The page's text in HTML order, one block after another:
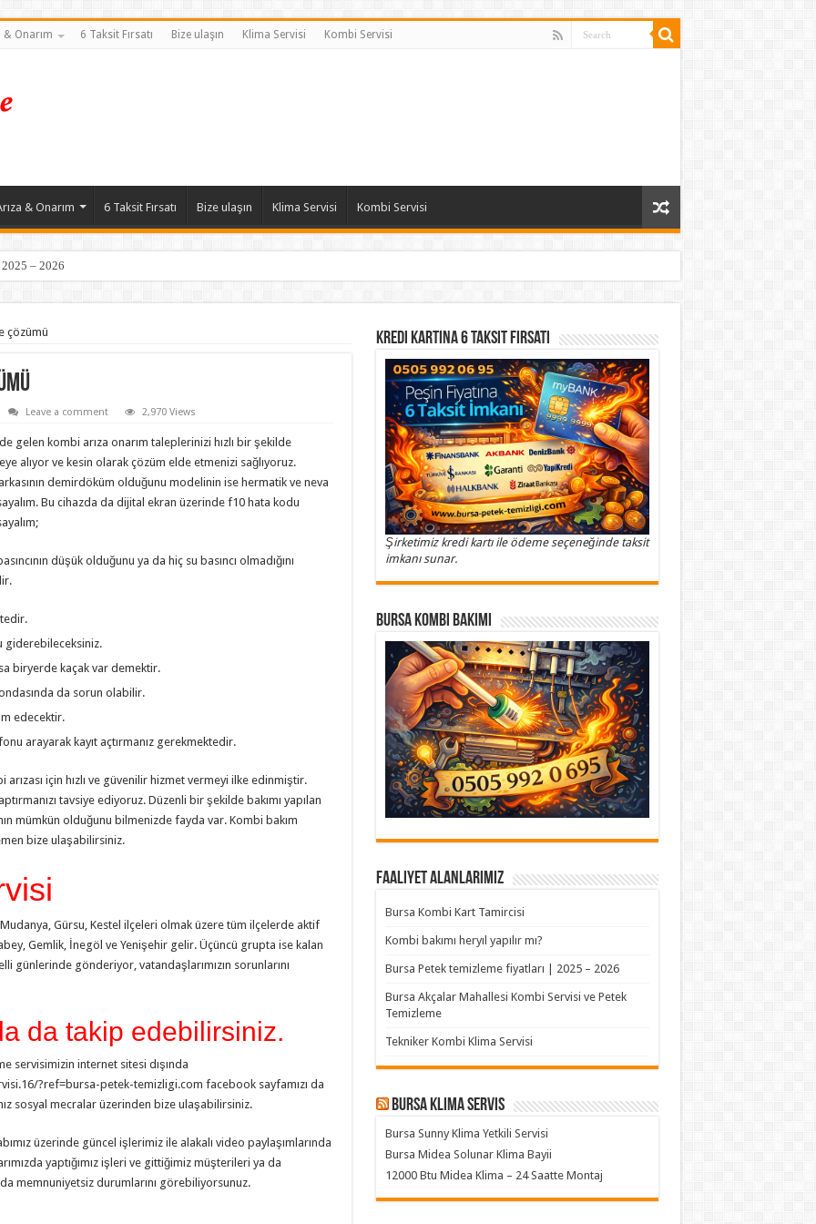
& Onarım 6 Taksit Fırsatı Bize ulaşın Klima Servisi Kombi Servisi
& Onarım 6 Taksit Fırsatı Bize ulaşın Klima Servisi Kombi Servisi
– 2026
çözümü
Leave a comment 2,970 Views
gelen kombi arıza onarım taleplerinizi hızlı bir şekilde
alıyor ve kesin olarak çözüm elde etmenizi sağlıyoruz.
demirdöküm olduğunu modelinin ise hermatik ve neva
Bu cihazda da dijital ekran üzerinde f10 hata kodu
düşük olduğunu ya da hiç su basıncı olmadığını
giderebileceksiniz.
biryerde kaçak var demektir.
da sorun olabilir.
edecektir.
arayarak kayıt açtırmanız gerekmektedir.
için hızlı ve güvenilir hizmet vermeyi ilke edinmiştir.
tavsiye ediyoruz. Düzenli bir şekilde bakımı yapılan
mümkün olduğunu bilmenizde fayda var. Kombi bakım
bize ulaşabilirsiniz.
Gürsu, Kestel ilçeleri olmak üzere tüm ilçelerde aktif
Gemlik, İnegöl ve Yenişehir gelir. Üçüncü grupta ise kalan
günlerinde gönderiyor, vatandaşlarımızın sorunlarını
da takip edebilirsiniz.
servisimizin internet sitesi dışında
?ref=bursa-petek-temizligi.com facebook sayfamızı da
sosyal mecralar üzerinden bize ulaşabilirsiniz.
üzerinde güncel işlerimiz ile alakalı video paylaşımlarında
yaptığımız işleri ve gittiğimiz müşterileri ya da
memnuniyetsiz durumlarını görebiliyorsunuz.
Kredi Kartına 6 Taksit Fırsatı
Şirketimiz kredi kartı ile ödeme seçeneğinde taksit
imkanı sunar.
Bursa Kombi Bakımı
Faaliyet Alanlarımız
Bursa Kombi Kart Tamircisi
Kombi bakımı heryıl yapılır mı?
Bursa Petek temizleme fiyatları | 2025 – 2026
Bursa Akçalar Mahallesi Kombi Servisi ve Petek
Temizleme
Tekniker Kombi Klima Servisi
Bursa klima servis
Bursa Sunny Klima Yetkili Servisi
Bursa Midea Solunar Klima Bayii
12000 Btu Midea Klima – 24 Saatte Montaj